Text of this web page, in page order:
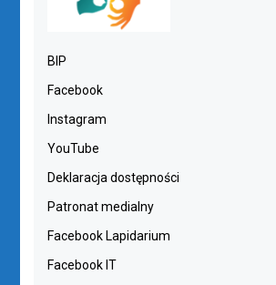
BIP
Facebook
Instagram
YouTube
Deklaracja dostępności
Patronat medialny
Facebook Lapidarium
Facebook IT